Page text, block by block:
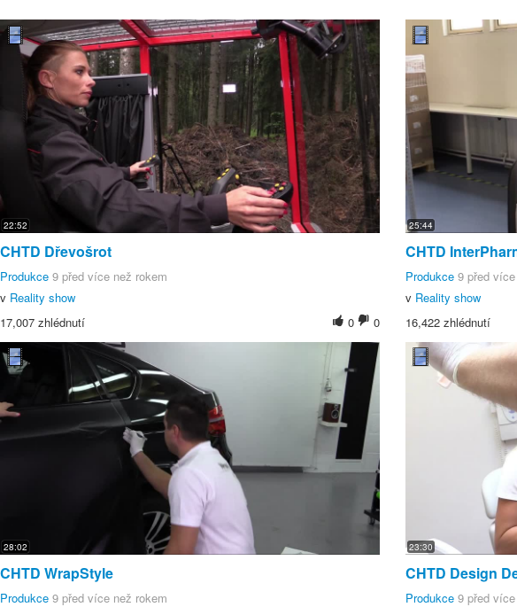
22:52
CHTD Dřevošrot
Produkce 9 před více než rokem
v Reality show
0
0
17,007 zhlédnutí
25:44
CHTD
Produkce 9 před
v Reality show
16,422 zhlédnutí
28:02
CHTD WrapStyle
Produkce 9 před více než rokem
23:30
CHTD Design
Produkce 9 před